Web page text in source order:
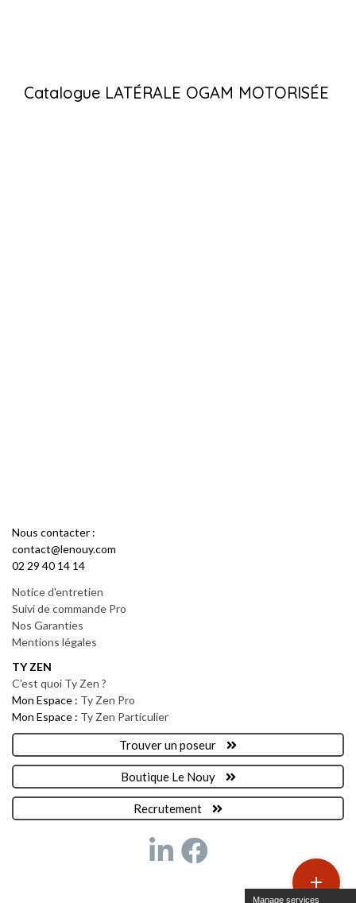

Catalogue LATÉRALE OGAM MOTORISÉE
Nous contacter :
contact@lenouy.com
02 29 40 14 14
Notice d'entretien
Suivi de commande Pro
Nos Garanties
Mentions légales
TY ZEN
C'est quoi Ty Zen ?
Mon Espace : Ty Zen Pro
Mon Espace : Ty Zen Particulier
Trouver un poseur
Boutique Le Nouy
Recrutement
Manage services